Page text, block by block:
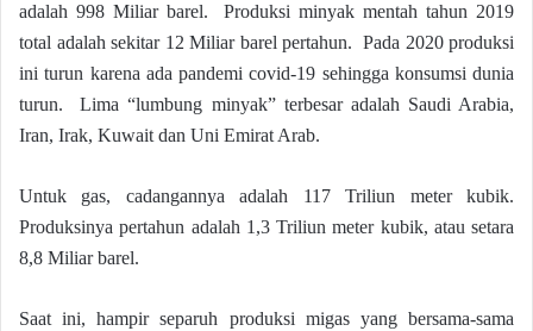
adalah 998 Miliar barel. Produksi minyak mentah tahun 2019
total adalah sekitar 12 Miliar barel pertahun. Pada 2020 produksi
ini turun karena ada pandemi covid-19 sehingga konsumsi dunia
turun. Lima “lumbung minyak” terbesar adalah Saudi Arabia,
Iran, Irak, Kuwait dan Uni Emirat Arab.
Untuk gas, cadangannya adalah 117 Triliun meter kubik.
Produksinya pertahun adalah 1,3 Triliun meter kubik, atau setara
8,8 Miliar barel.
Saat ini, hampir separuh produksi migas yang bersama-sama